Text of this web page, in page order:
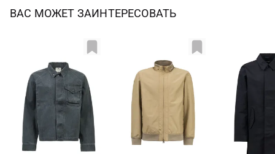
ВАС МОЖЕТ ЗАИНТЕРЕСОВАТЬ